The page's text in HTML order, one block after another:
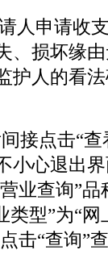
申请收
、损坏缘
护人的看
点击“查
小心退出
业查询”
型”为“网
击“查询”